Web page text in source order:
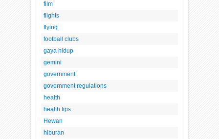
film
flights
flying
football clubs
gaya hidup
gemini
government
government regulations
health
health tips
Hewan
hiburan